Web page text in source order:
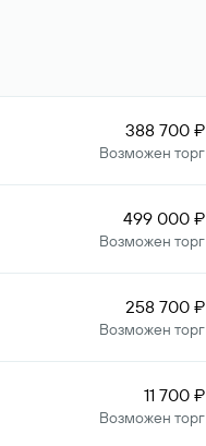
388 700 ₽
Возможен торг
499 000 ₽
Возможен торг
258 700 ₽
Возможен торг
11 700 ₽
Возможен торг